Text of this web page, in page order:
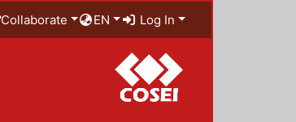
Collaborate EN Log In